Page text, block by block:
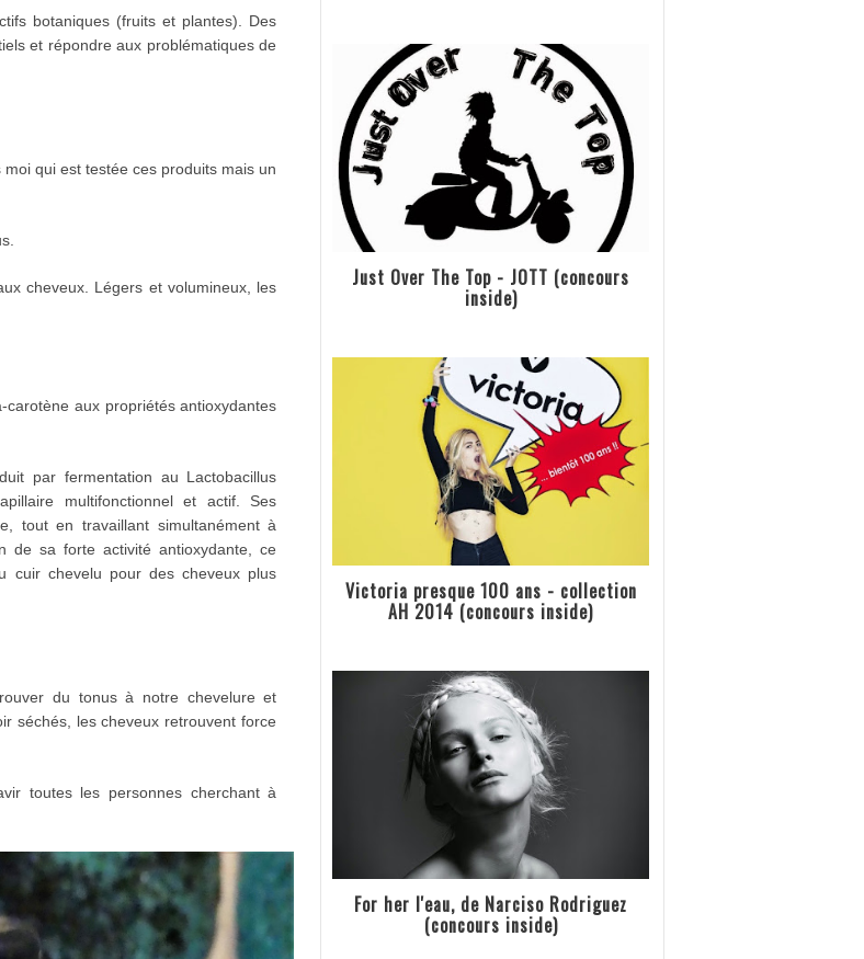
botaniques (fruits et plantes). Des
et répondre aux problématiques de
qui est testée ces produits mais un
cheveux. Légers et volumineux, les
aux propriétés antioxydantes
par fermentation au Lactobacillus
multifonctionnel et actif. Ses
tout en travaillant simultanément à
de sa forte activité antioxydante, ce
cuir chevelu pour des cheveux plus
du tonus à notre chevelure et
séchés, les cheveux retrouvent force
toutes les personnes cherchant à
Just Over The Top - JOTT (concours
inside)
Victoria presque 100 ans - collection
AH 2014 (concours inside)
For her l'eau, de Narciso Rodriguez
(concours inside)